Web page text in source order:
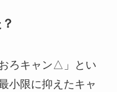
ろキャン△」とい
小限に抑えたキャ